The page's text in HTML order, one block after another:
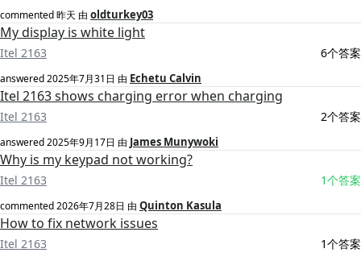
commented昨天 由 oldturkey03
My display is white light
Itel 2163 6个答案
answered2025年7月31日 由 Echetu Calvin
Itel 2163 shows charging error when charging
Itel 2163 2个答案
answered2025年9月17日 由 James Munywoki
Why is my keypad not working?
Itel 2163 1个答案
commented2026年7月28日 由 Quinton Kasula
How to fix network issues
Itel 2163 1个答案